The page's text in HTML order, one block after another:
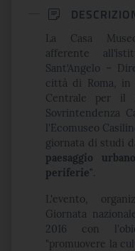
La Casa
afferente
Sant’Angelo –
città di Roma, in
Centrale per il
Sovrintendenza
l'Ecomuseo
giornata di studi
paesaggio
periferie".
L'evento,
Giornata
2016 con
"promuovere la